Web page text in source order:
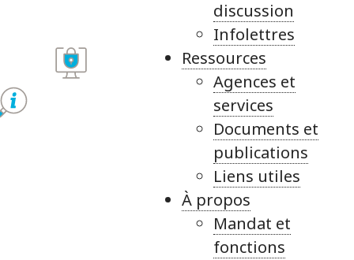
discussion
Infolettres
Ressources
Agences et
services
Documents et
publications
Liens utiles
À propos
Mandat et
fonctions